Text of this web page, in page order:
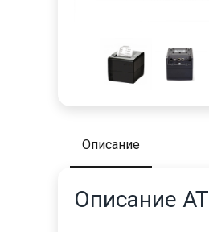
Описание
Описание